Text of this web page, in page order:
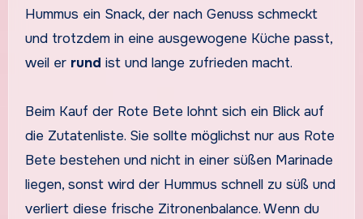
Hummus ein Snack, der nach Genuss schmeckt
und trotzdem in eine ausgewogene Küche passt,
weil er rund ist und lange zufrieden macht.
Beim Kauf der Rote Bete lohnt sich ein Blick auf
die Zutatenliste. Sie sollte möglichst nur aus Rote
Bete bestehen und nicht in einer süßen Marinade
liegen, sonst wird der Hummus schnell zu süß und
verliert diese frische Zitronenbalance. Wenn du